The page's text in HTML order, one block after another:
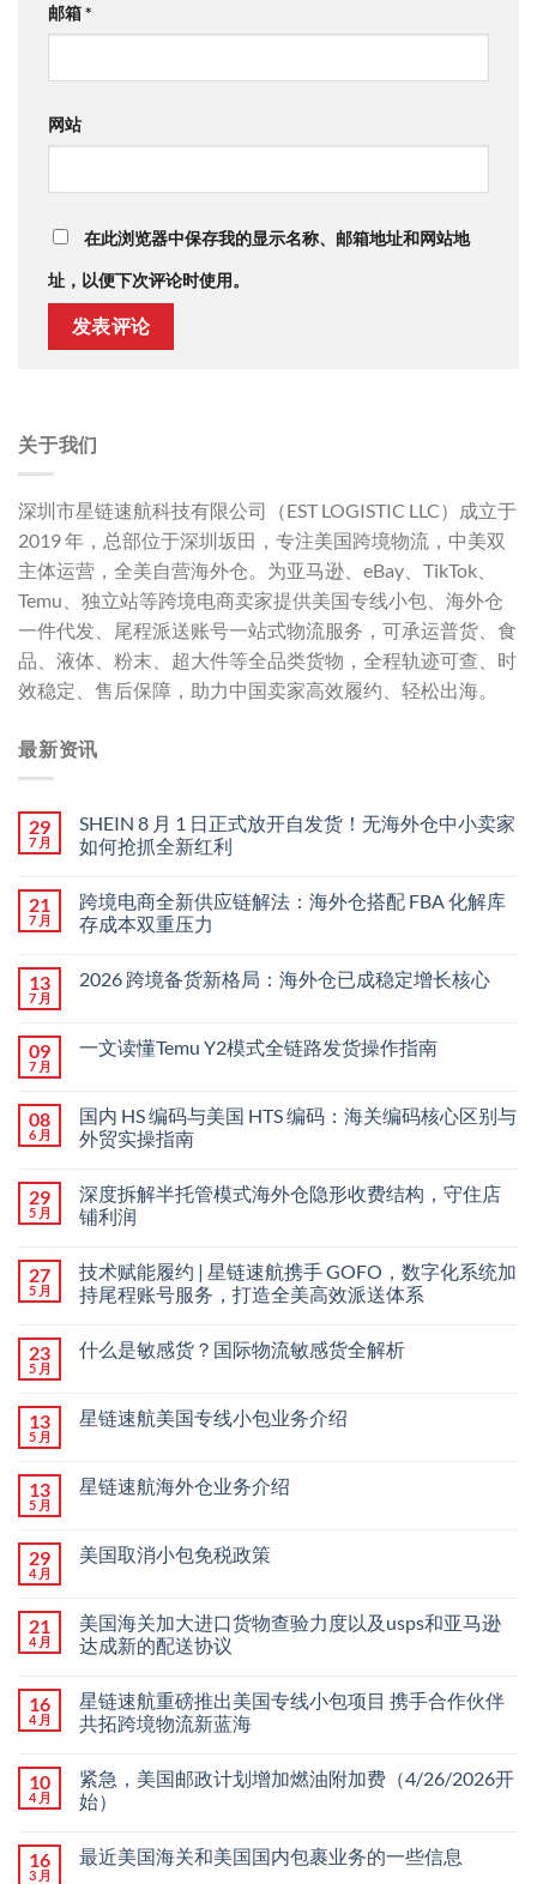
邮箱*
网站
在此浏览器中保存我的显示名称、邮箱地址和网站地
址，以便下次评论时使用。
关于我们
深圳市星链速航科技有限公司（EST LOGISTIC LLC）成立于
2019 年，总部位于深圳坂田，专注美国跨境物流，中美双
主体运营，全美自营海外仓。为亚马逊、eBay、TikTok、
Temu、独立站等跨境电商卖家提供美国专线小包、海外仓
一件代发、尾程派送账号一站式物流服务，可承运普货、食
品、液体、粉末、超大件等全品类货物，全程轨迹可查、时
效稳定、售后保障，助力中国卖家高效履约、轻松出海。
最新资讯
29
7 月
SHEIN 8 月 1 日正式放开自发货！无海外仓中小卖家
如何抢抓全新红利
21
7 月
跨境电商全新供应链解法：海外仓搭配 FBA 化解库
存成本双重压力
13
7 月
2026 跨境备货新格局：海外仓已成稳定增长核心
09
7 月
一文读懂Temu Y2模式全链路发货操作指南
08
6 月
国内 HS 编码与美国 HTS 编码：海关编码核心区别与
外贸实操指南
29
5 月
深度拆解半托管模式海外仓隐形收费结构，守住店
铺利润
27
5 月
技术赋能履约 | 星链速航携手 GOFO，数字化系统加
持尾程账号服务，打造全美高效派送体系
23
5 月
什么是敏感货？国际物流敏感货全解析
13
5 月
星链速航美国专线小包业务介绍
13
5 月
星链速航海外仓业务介绍
29
4 月
美国取消小包免税政策
21
4 月
美国海关加大进口货物查验力度以及usps和亚马逊
达成新的配送协议
16
4 月
星链速航重磅推出美国专线小包项目 携手合作伙伴
共拓跨境物流新蓝海
10
4 月
紧急，美国邮政计划增加燃油附加费（4/26/2026开
始）
16
3 月
最近美国海关和美国国内包裹业务的一些信息